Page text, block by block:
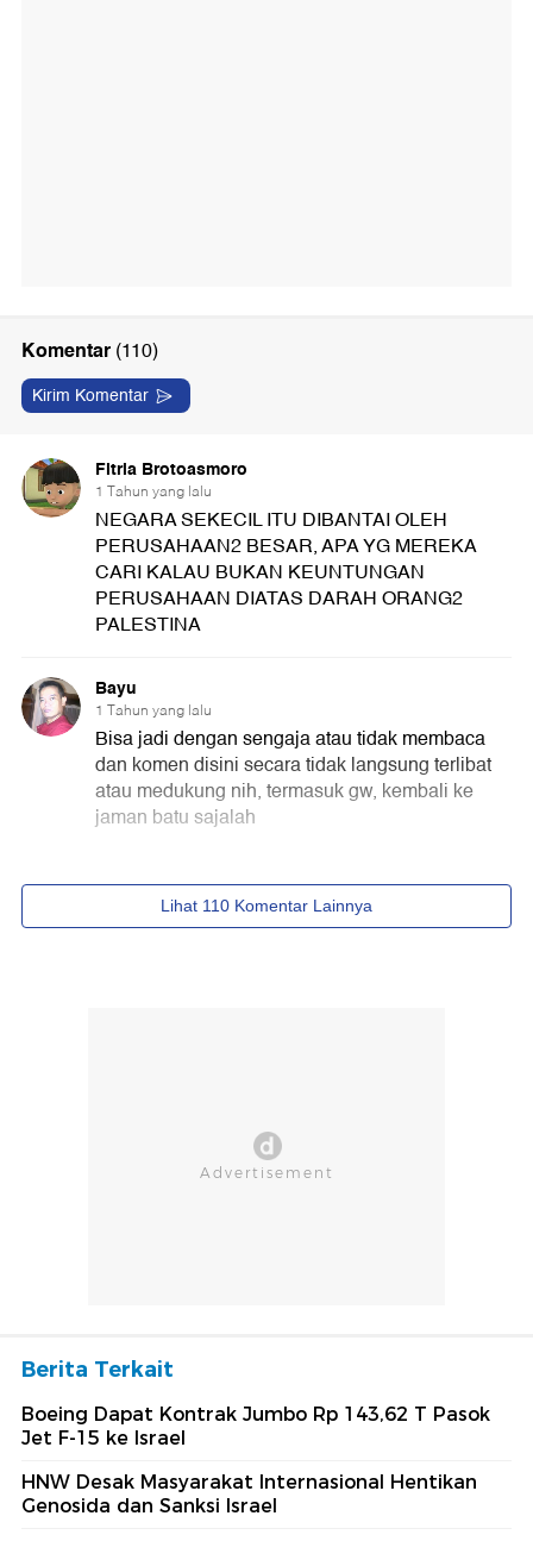
Berita Terkait
Boeing Dapat Kontrak Jumbo Rp 143,62 T Pasok
Jet F-15 ke Israel
HNW Desak Masyarakat Internasional Hentikan
Genosida dan Sanksi Israel